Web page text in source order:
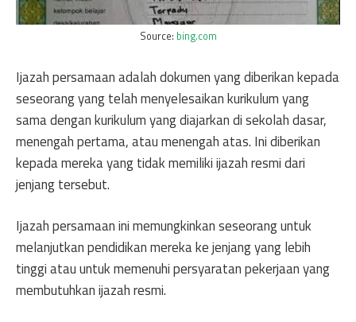
Source: bing.com
Ijazah persamaan adalah dokumen yang diberikan kepada
seseorang yang telah menyelesaikan kurikulum yang
sama dengan kurikulum yang diajarkan di sekolah dasar,
menengah pertama, atau menengah atas. Ini diberikan
kepada mereka yang tidak memiliki ijazah resmi dari
jenjang tersebut.
Ijazah persamaan ini memungkinkan seseorang untuk
melanjutkan pendidikan mereka ke jenjang yang lebih
tinggi atau untuk memenuhi persyaratan pekerjaan yang
membutuhkan ijazah resmi.